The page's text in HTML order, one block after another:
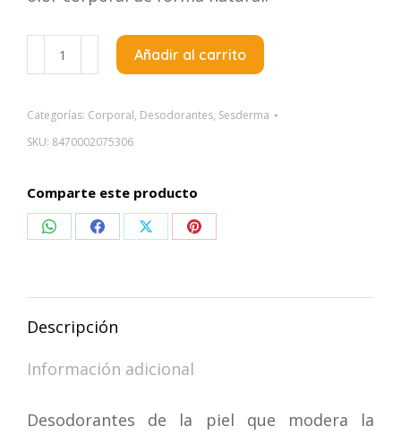
Sesderma
Dryses
Mujer
75Ml
Añadir al carrito
Categorías: Corporal, Desodorantes, Sesderma
SKU: 8470002075306
Comparte este producto
Compartir
WhatsApp
Compartir
Facebook
Compartir
X
Compartir
Pinterest
Descripción
Información adicional
Desodorantes de la piel que modera la